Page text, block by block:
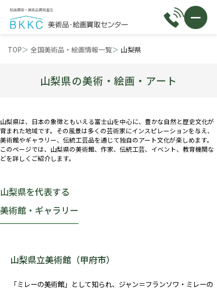
TOP 全国美術品・絵画情報一覧 山梨県
山梨県の美術・絵画・アート
山梨県は、日本の象徴ともいえる富士山を中心に、豊かな自然と歴史文化が
育まれた地域です。その風景は多くの芸術家にインスピレーションを与え、
美術館やギャラリー、伝統工芸品を通じて独自のアート文化が楽しめます。
このページでは、山梨県の美術館、作家、伝統工芸、イベント、教育機関な
どを詳しくご紹介します。
山梨県を代表する
美術館・ギャラリー
山梨県立美術館（甲府市）
「ミレーの美術館」として知られ、ジャン＝フランソワ・ミレーの